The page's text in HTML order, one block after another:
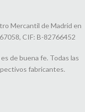
Mercantil de Madrid en
CIF: B-82766452
de buena fe. Todas las
fabricantes.